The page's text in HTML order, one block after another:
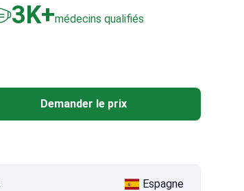
3K+médecins qualifiés
Demander le prix
Espagne